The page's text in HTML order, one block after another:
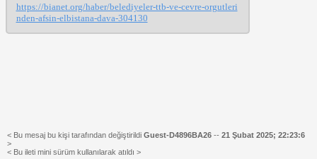
https://bianet.org/haber/belediyeler-ttb-ve-cevre-orgutleri
nden-afsin-elbistana-dava-304130
< Bu mesaj bu kişi tarafından değiştirildi Guest-D4896BA26 -- 21 Şubat 2025; 22:23:6
>
< Bu ileti mini sürüm kullanılarak atıldı >